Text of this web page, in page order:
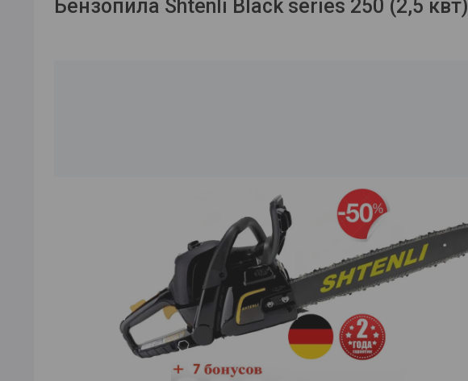
Бензопила Shtenli Black series 250 (2,5 квт)